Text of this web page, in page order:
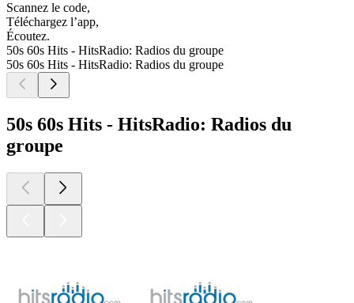
Scannez le code,
Téléchargez l’app,
Écoutez.
50s 60s Hits - HitsRadio: Radios du groupe
50s 60s Hits - HitsRadio: Radios du groupe
50s 60s Hits - HitsRadio: Radios du
groupe